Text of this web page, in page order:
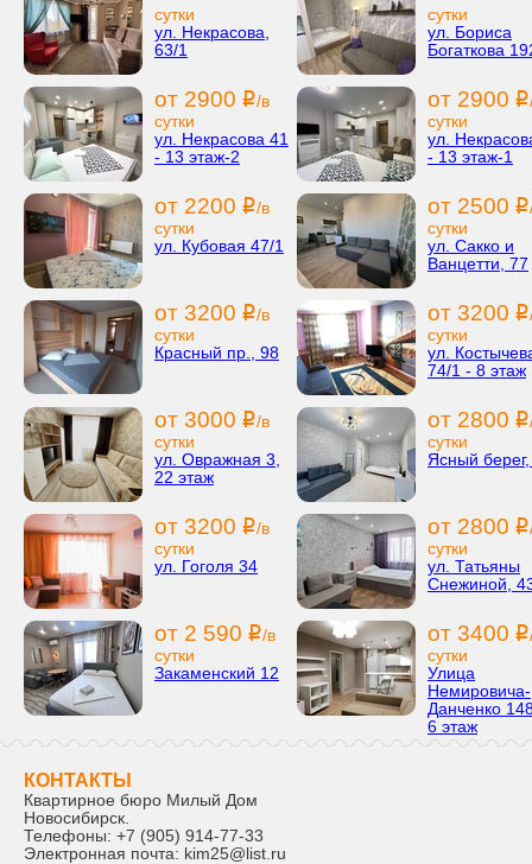
сутки
ул. Некрасова,
63/1
сутки
ул. Бориса
Богаткова
от 2900 i/в
сутки
ул. Некрасова 41
- 13 этаж-2
от 2900 i
сутки
ул.
- 13 этаж-1
от 2200 i/в
сутки
ул. Кубовая 47/1
от 2500 i
сутки
ул. Сакко и
Ванцетти, 77
от 3200 i/в
сутки
Красный пр., 98
от 3200 i
сутки
ул.
74/1 - 8 этаж
от 3000 i/в
сутки
ул. Овражная 3,
22 этаж
от 2800 i
сутки
Ясный
от 3200 i/в
сутки
ул. Гоголя 34
от 2800 i
сутки
ул. Татьяны
Снежиной,
от 2 590 i/в
сутки
Закаменский 12
от 3400 i
сутки
Улица
Немировича-
Данченко
6 этаж
КОНТАКТЫ
Квартирное бюро Милый Дом
Новосибирск.
Телефоны: +7 (905) 914-77-33
Электронная почта: kim25@list.ru